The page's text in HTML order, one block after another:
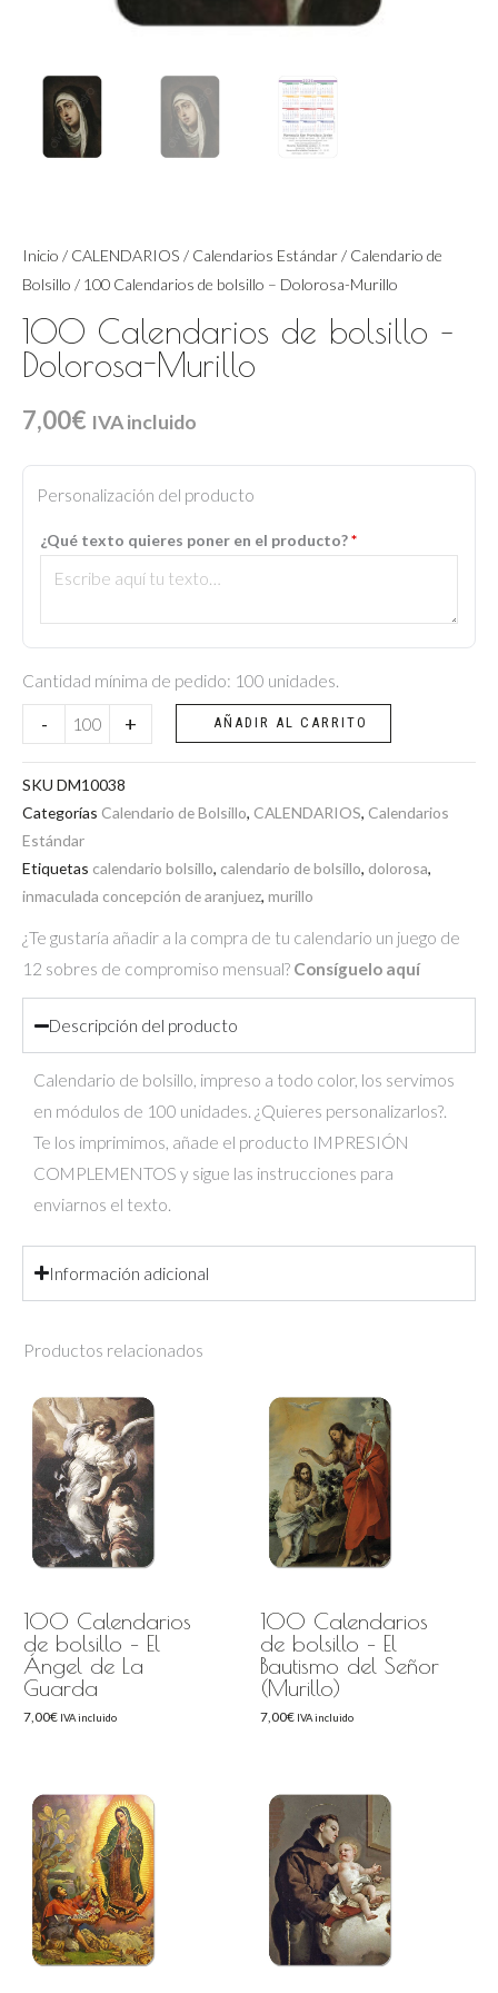
Inicio / CALENDARIOS / Calendarios Estándar/ Calendario de
Bolsillo / 100 Calendarios de bolsillo – Dolorosa-Murillo
100 Calendarios de bolsillo –
Dolorosa-Murillo
7,00€ IVA incluido
Personalización del producto
¿Qué texto quieres poner en el producto?*
Cantidad mínima de pedido: 100 unidades.
-
100
Calendarios
bolsillo
Murillo
cantidad
+ AÑADIR AL CARRITO
SKU DM10038
Categorías Calendario de Bolsillo, CALENDARIOS, Calendarios
Estándar
Etiquetas calendario bolsillo, calendario de bolsillo, dolorosa,
inmaculada concepción de aranjuez, murillo
¿Te gustaría añadir a la compra de tu calendario un juego de
12 sobres de compromiso mensual? Consíguelo aquí
Descripción del producto
Calendario de bolsillo, impreso a todo color, los servimos
en módulos de 100 unidades. ¿Quieres personalizarlos?.
Te los imprimimos, añade el producto IMPRESIÓN
COMPLEMENTOS y sigue las instrucciones para
enviarnos el texto.
Información adicional
Productos relacionados
100 Calendarios
de bolsillo – El
Ángel de La
Guarda
7,00€ IVA incluido
100 Calendarios
de bolsillo – El
Bautismo del Señor
(Murillo)
7,00€ IVA incluido